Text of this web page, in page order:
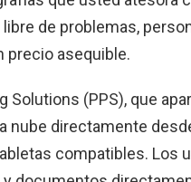
de problemas,
precio asequible.
Solutions (PPS), que
nube directamente
compatibles. Los